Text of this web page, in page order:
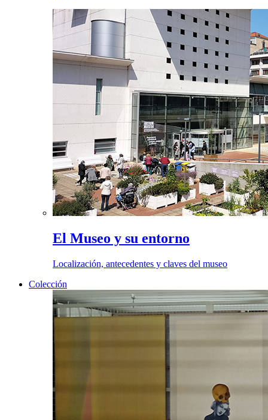
El Museo y su entorno
Localización, antecedentes y claves del museo
Colección